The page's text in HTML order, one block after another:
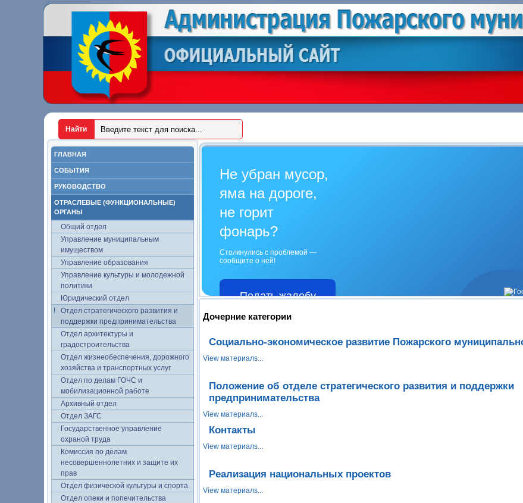
ГЛАВНАЯ
СОБЫТИЯ
РУКОВОДСТВО
ОТРАСЛЕВЫЕ (ФУНКЦИОНАЛЬНЫЕ)
ОРГАНЫ
Общий отдел
Управление муниципальным
имуществом
Управление образования
Управление культуры и молодежной
политики
Юридический отдел
Отдел стратегического развития и
поддержки предпринимательства
Отдел архитектуры и
градостроительства
Отдел жизнеобеспечения, дорожного
хозяйства и транспортных услуг
Отдел по делам ГОЧС и
мобилизационной работе
Архивный отдел
Отдел ЗАГС
Государственное управление
охраной труда
Комиссия по делам
несовершеннолетних и защите их
прав
Отдел физической культуры и спорта
Отдел опеки и попечительства
Не убран мусор,
яма на дороге,
не горит
фонарь?
Столкнулись с проблемой —
сообщите о ней!
Подать жалобу
Дочерние категории
Социально-экономическое развитие Пожарского
View материалs...
Положение об отделе стратегического развития и поддержки
предпринимательства
View материалs...
Контакты
View материалs...
Реализация национальных проектов
View материалs...